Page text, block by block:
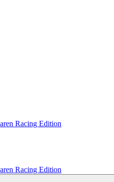
Racing Edition
Racing Edition